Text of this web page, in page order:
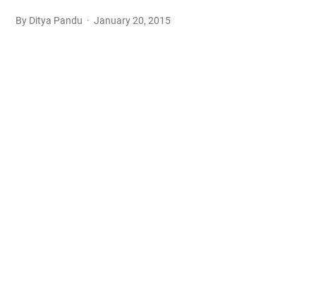
By Ditya Pandu January 20, 2015